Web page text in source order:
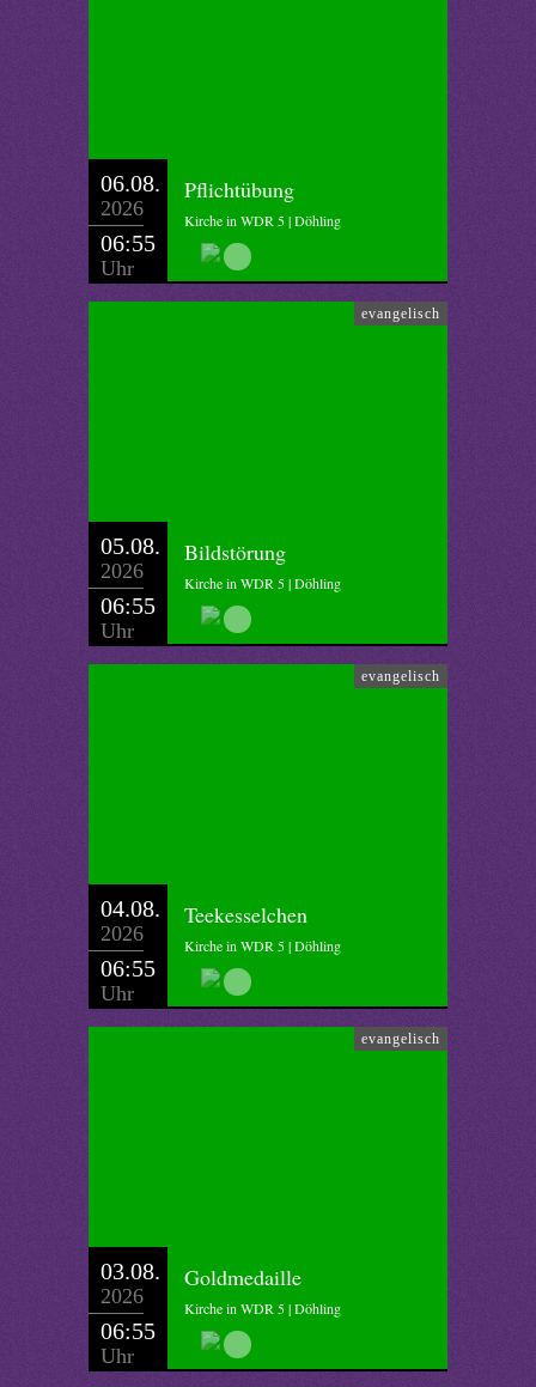
06.08.
2026
06:55
Uhr
Pflichtübung
Kirche in WDR 5 | Döhling
evangelisch
05.08.
2026
06:55
Uhr
Bildstörung
Kirche in WDR 5 | Döhling
evangelisch
04.08.
2026
06:55
Uhr
Teekesselchen
Kirche in WDR 5 | Döhling
evangelisch
03.08.
2026
06:55
Uhr
Goldmedaille
Kirche in WDR 5 | Döhling